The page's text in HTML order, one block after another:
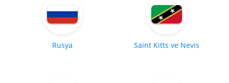
Rusya Saint Kitts ve Nevis